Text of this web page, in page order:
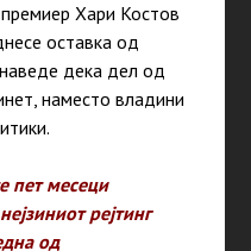
Хари Костов
оставка од
дека дел од
наместо владини
пет месеци
рејтинг
од